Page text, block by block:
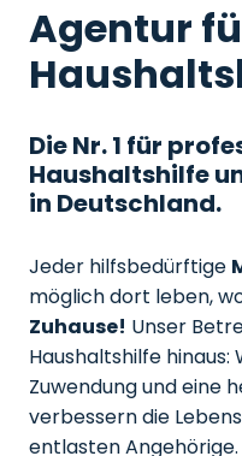
Agentur
Die Nr. 1 für
Haushaltshilfe
in Deutschland.
Jeder hilfsbedürftige
möglich dort leben,
Zuhause! Unser
Haushaltshilfe hinaus:
Zuwendung und eine
verbessern die
entlasten